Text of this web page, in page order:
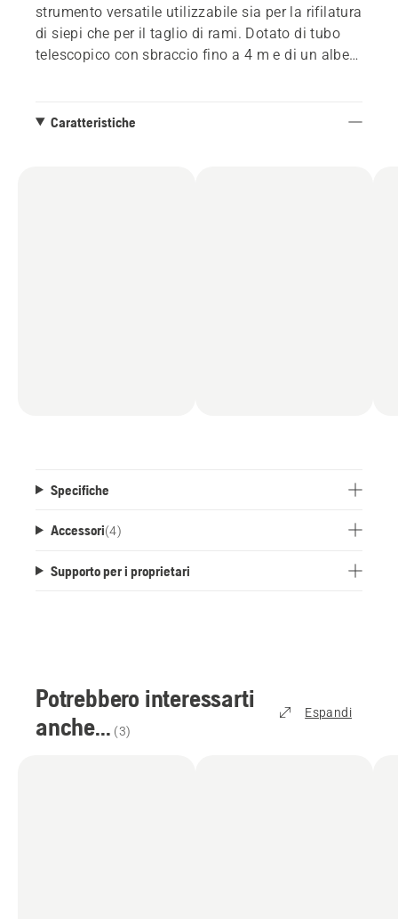
strumento versatile utilizzabile sia per la rifilatura
di siepi che per il taglio di rami. Dotato di tubo
telescopico con sbraccio fino a 4 m e di un albero
Caratteristiche
Specifiche
Accessori(4)
Supporto per i proprietari
Potrebbero interessarti
anche... (3)
Espandi